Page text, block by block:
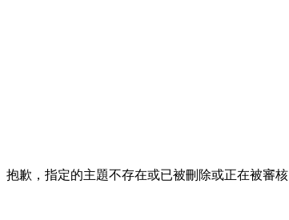
抱歉，指定的主題不存在或已被刪除或正在被審核